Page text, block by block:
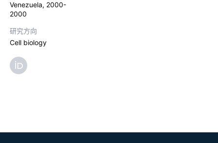
Venezuela, 2000-
2000
研究方向
Cell biology